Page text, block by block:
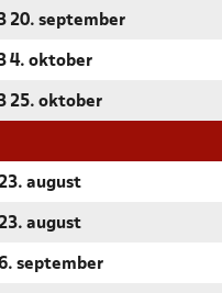
20. september
4. oktober
25. oktober
august
august
september